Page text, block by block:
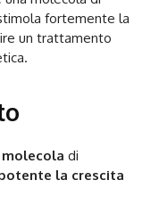
fortemente la
un trattamento
molecola di
la crescita